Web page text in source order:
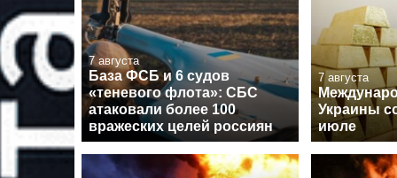
7 августа
База ФСБ и 6 судов
«теневого флота»: СБС
атаковали более 100
вражеских целей россиян
7 августа
Украины
июле